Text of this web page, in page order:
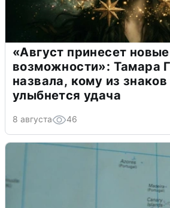
«Август принесет новые
возможности»: Тамара
назвала, кому из
улыбнется удача
8 августа 46